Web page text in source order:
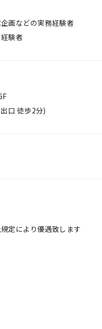
画などの実務経験者
験者
口 徒歩2分)
定により優遇致します